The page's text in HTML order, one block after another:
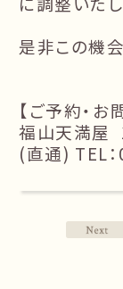
是非この機
【ご予約・
福山天満屋
(直通) TEL